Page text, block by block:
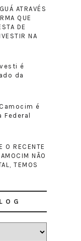
ATRAVÉS
QUE
DE
NA
é
da
é
O RECENTE
NÃO
TEMOS